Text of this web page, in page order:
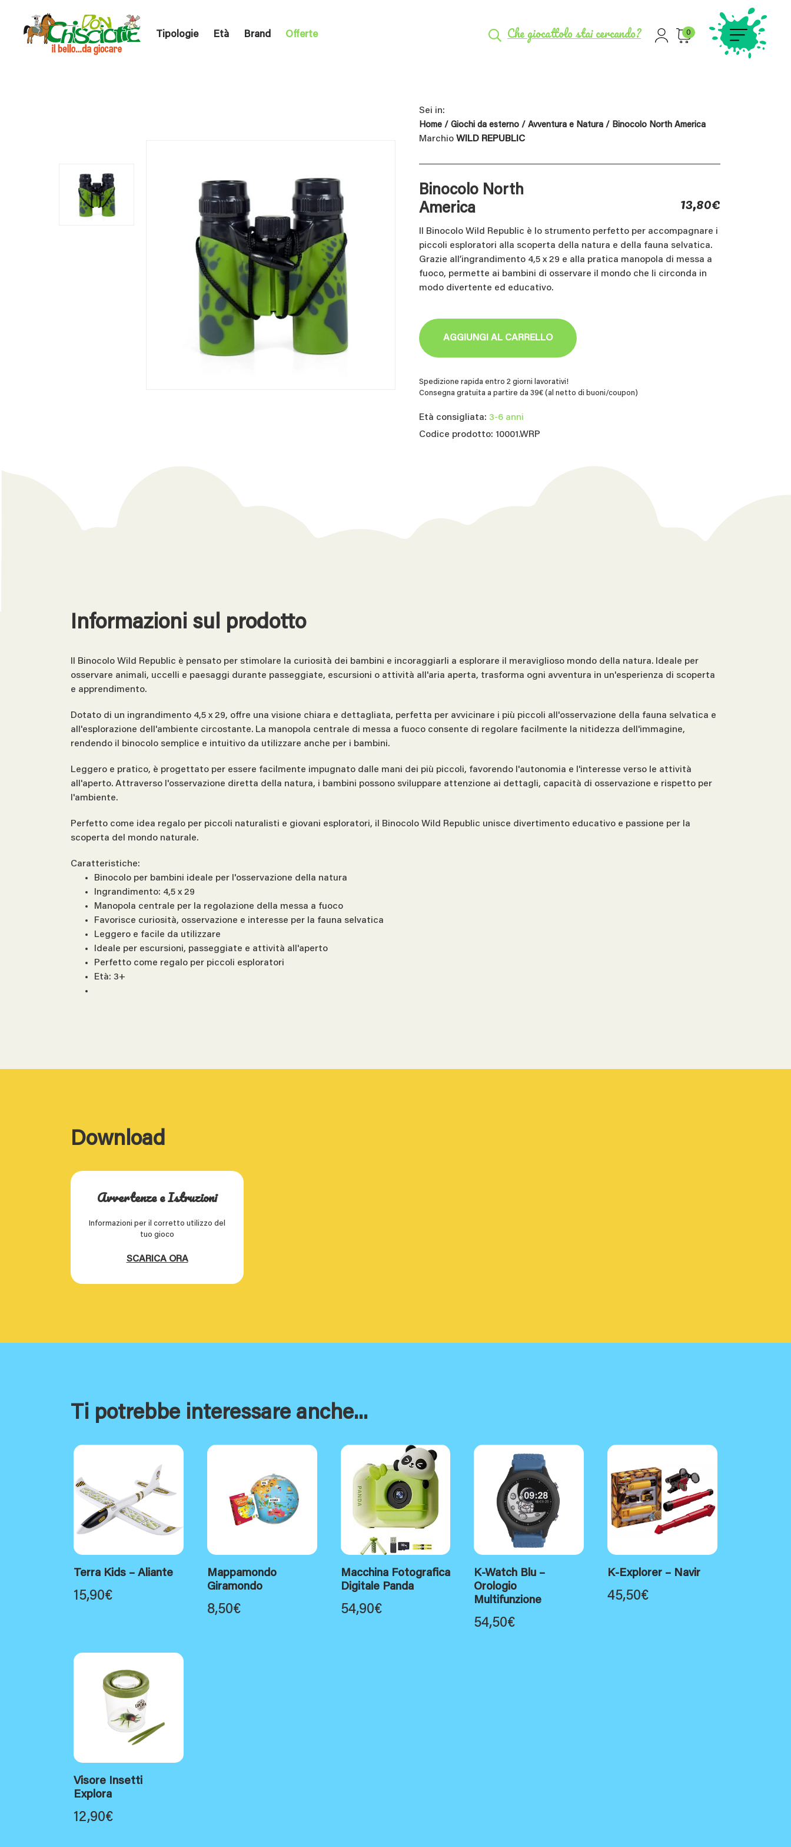
Tipologie Età Brand Offerte Che giocattolo stai cercando? 0
Sei in:
Home / Giochi da esterno / Avventura e Natura / Binocolo North America
Marchio WILD REPUBLIC
Binocolo North
America
13,80€
Il Binocolo Wild Republic è lo strumento perfetto per accompagnare i
piccoli esploratori alla scoperta della natura e della fauna selvatica.
Grazie all’ingrandimento 4,5 x 29 e alla pratica manopola di messa a
fuoco, permette ai bambini di osservare il mondo che li circonda in
modo divertente ed educativo.
AGGIUNGI AL CARRELLO
Spedizione rapida entro 2 giorni lavorativi!
Consegna gratuita a partire da 39€ (al netto di buoni/coupon)
Età consigliata: 3-6 anni
Codice prodotto: 10001.WRP
Informazioni sul prodotto
Il Binocolo Wild Republic è pensato per stimolare la curiosità dei bambini e incoraggiarli a esplorare il meraviglioso mondo della natura. Ideale per
osservare animali, uccelli e paesaggi durante passeggiate, escursioni o attività all'aria aperta, trasforma ogni avventura in un'esperienza di scoperta
e apprendimento.
Dotato di un ingrandimento 4,5 x 29, offre una visione chiara e dettagliata, perfetta per avvicinare i più piccoli all'osservazione della fauna selvatica e
all'esplorazione dell'ambiente circostante. La manopola centrale di messa a fuoco consente di regolare facilmente la nitidezza dell'immagine,
rendendo il binocolo semplice e intuitivo da utilizzare anche per i bambini.
Leggero e pratico, è progettato per essere facilmente impugnato dalle mani dei più piccoli, favorendo l'autonomia e l'interesse verso le attività
all'aperto. Attraverso l'osservazione diretta della natura, i bambini possono sviluppare attenzione ai dettagli, capacità di osservazione e rispetto per
l'ambiente.
Perfetto come idea regalo per piccoli naturalisti e giovani esploratori, il Binocolo Wild Republic unisce divertimento educativo e passione per la
scoperta del mondo naturale.
Caratteristiche:
Binocolo per bambini ideale per l'osservazione della natura
Ingrandimento: 4,5 x 29
Manopola centrale per la regolazione della messa a fuoco
Favorisce curiosità, osservazione e interesse per la fauna selvatica
Leggero e facile da utilizzare
Ideale per escursioni, passeggiate e attività all'aperto
Perfetto come regalo per piccoli esploratori
Età: 3+
Download
Avvertenze e Istruzioni
Informazioni per il corretto utilizzo del
tuo gioco
SCARICA ORA
Ti potrebbe interessare anche...
Terra Kids – Aliante
15,90€
Mappamondo
Giramondo
8,50€
Macchina Fotografica
Digitale Panda
54,90€
K-Watch Blu –
Orologio
Multifunzione
54,50€
K-Explorer – Navir
45,50€
Visore Insetti
Explora
12,90€